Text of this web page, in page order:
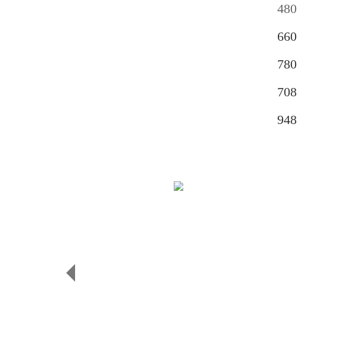
480
660
780
708
948